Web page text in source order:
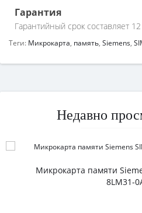
Гарантия
Гарантийный срок составляет
Теги: Микрокарта, память, Siemens,
Недавно
Микрокарта памяти
8LM31-